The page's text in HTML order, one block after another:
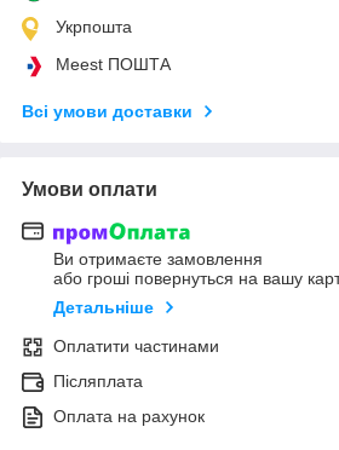
Укрпошта
Meest ПОШТА
Всі умови доставки
Умови оплати
Ви отримаєте замовлення
або гроші повернуться на вашу
Детальніше
Оплатити частинами
Післяплата
Оплата на рахунок